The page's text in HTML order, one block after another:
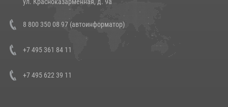
В Росгвардии прошла военно-научная конференция по обобщению
боевого опыта
8 800 350 08 97 (автоинформатор)
+7 495 361 84 11
+7 495 622 39 11